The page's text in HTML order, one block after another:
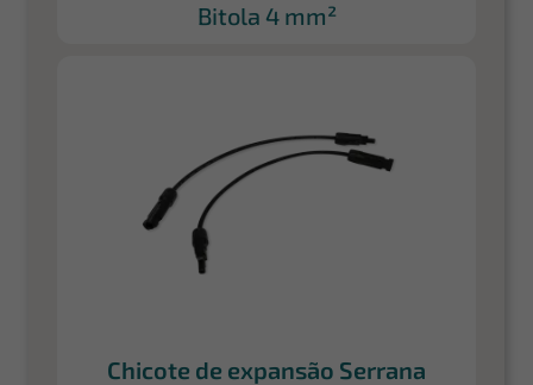
Bitola 4 mm²
Chicote de expansão Serrana